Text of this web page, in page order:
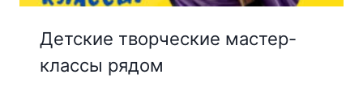
Детские творческие мастер-
классы рядом